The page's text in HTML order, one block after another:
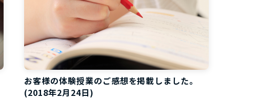
お客様の体験授業のご感想を掲載しました。
(2018年2月24日)